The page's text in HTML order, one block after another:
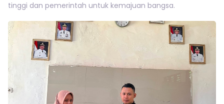
tinggi dan pemerintah untuk kemajuan bangsa.